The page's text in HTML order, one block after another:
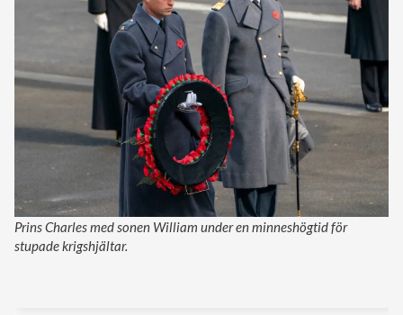
Prins Charles med sonen William under en minneshögtid för
stupade krigshjältar.